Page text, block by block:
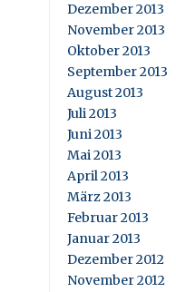
Dezember 2013
November 2013
Oktober 2013
September 2013
August 2013
Juli 2013
Juni 2013
Mai 2013
April 2013
März 2013
Februar 2013
Januar 2013
Dezember 2012
November 2012